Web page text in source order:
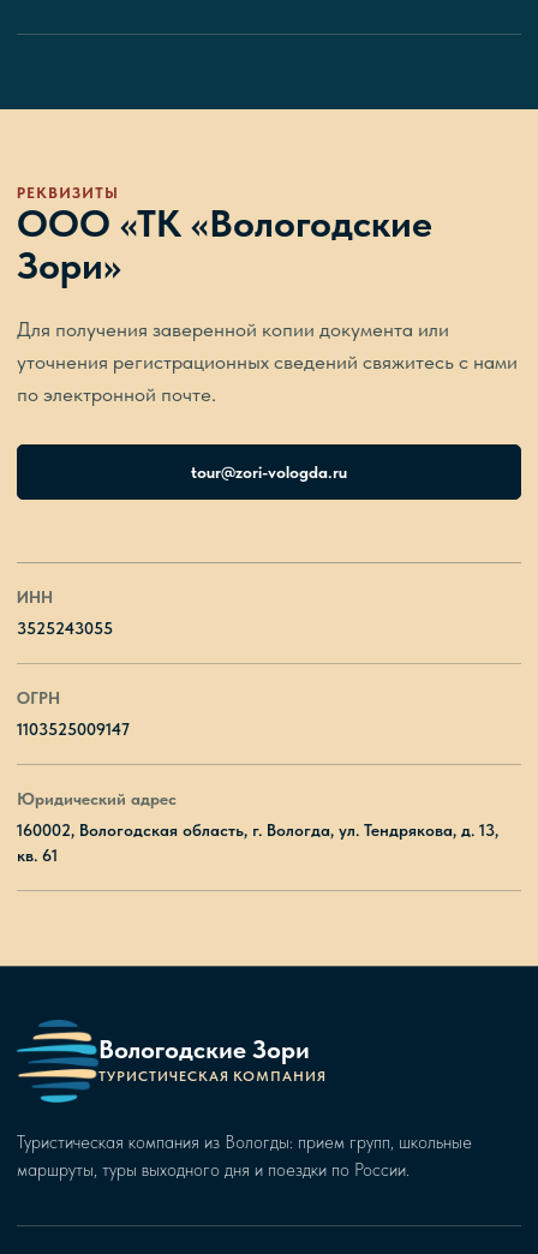
РЕКВИЗИТЫ
ООО «ТК «Вологодские
Зори»
Для получения заверенной копии документа или
уточнения регистрационных сведений свяжитесь с нами
по электронной почте.
tour@zori-vologda.ru
ИНН
3525243055
ОГРН
1103525009147
Юридический адрес
160002, Вологодская область, г. Вологда, ул. Тендрякова, д. 13,
кв. 61
Вологодские Зори
ТУРИСТИЧЕСКАЯ КОМПАНИЯ
Туристическая компания из Вологды: прием групп, школьные
маршруты, туры выходного дня и поездки по России.